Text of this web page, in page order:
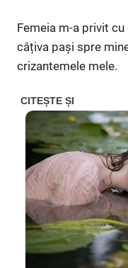
Femeia m-a privit
câțiva pași spre
crizantemele mele.